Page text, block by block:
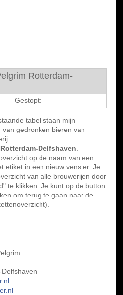
Rotterdam-
Gestopt:
tabel staan mijn
van gedronken bieren van
Delfshaven
op de naam van een
etiket in een nieuw venster. Je
van alle brouwerijen door
te klikken. Je kunt op de button
om terug te gaan naar de